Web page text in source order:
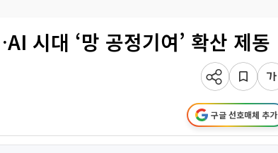
시대 ‘망 공정기여’ 확산 제동
구글 선호매체 추가